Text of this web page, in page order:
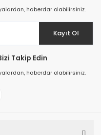
Pembe/Beyaz
haberdar olabilirsiniz.
Kayıt Ol
Takip Edin
haberdar olabilirsiniz.